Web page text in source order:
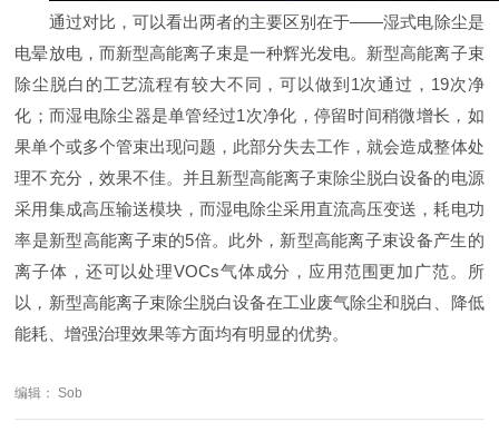
通过对比，可以看出两者的主要区别在于——湿式电除尘是
电晕放电，而新型高能离子束是一种辉光发电。新型高能离子束
除尘脱白的工艺流程有较大不同，可以做到1次通过，19次净
化；而湿电除尘器是单管经过1次净化，停留时间稍微增长，如
果单个或多个管束出现问题，此部分失去工作，就会造成整体处
理不充分，效果不佳。并且新型高能离子束除尘脱白设备的电源
采用集成高压输送模块，而湿电除尘采用直流高压变送，耗电功
率是新型高能离子束的5倍。此外，新型高能离子束设备产生的
离子体，还可以处理VOCs气体成分，应用范围更加广范。所
以，新型高能离子束除尘脱白设备在工业废气除尘和脱白、降低
能耗、增强治理效果等方面均有明显的优势。
编辑： Sob